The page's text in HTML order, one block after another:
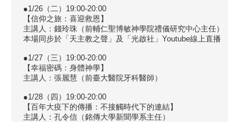
●1/26（二）19:00-20:00
【信仰之旅：喜迎救恩】
主講人：錢玲珠（前輔仁聖博敏神學院禮儀研究中心主任）
本場同步於「天主教之聲」及「光啟社」Youtube線上直播
●1/27（三）19:00-20:00
【幸福密碼：身體神學】
主講人：張麗慧（前臺大醫院牙科醫師）
●1/28（四）19:00-20:00
【百年大疫下的傳播：不接觸時代下的連結】
主講人：孔令信（銘傳大學新聞學系主任）